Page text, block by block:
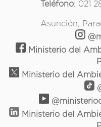
Teléfono: 021
Asunción,
Ministerio del
Ministerio del
Ministerio del